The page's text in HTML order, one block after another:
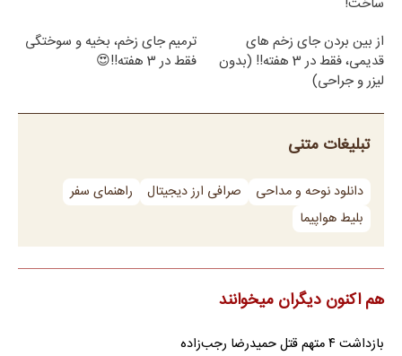
از بین بردن جای زخم های
قدیمی، فقط در 3 هفته!! (بدون
لیزر و جراحی)
ترمیم جای زخم، بخیه و سوختگی
فقط در 3 هفته!!😍
تبلیغات متنی
دانلود نوحه و مداحی صرافی ارز دیجیتال
راهنمای سفر
بلیط هواپیما
هم اکنون دیگران میخوانند
بازداشت ۴ متهم قتل حمیدرضا رجب‌زاده